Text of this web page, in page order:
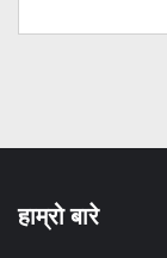
हाम्रो बारे